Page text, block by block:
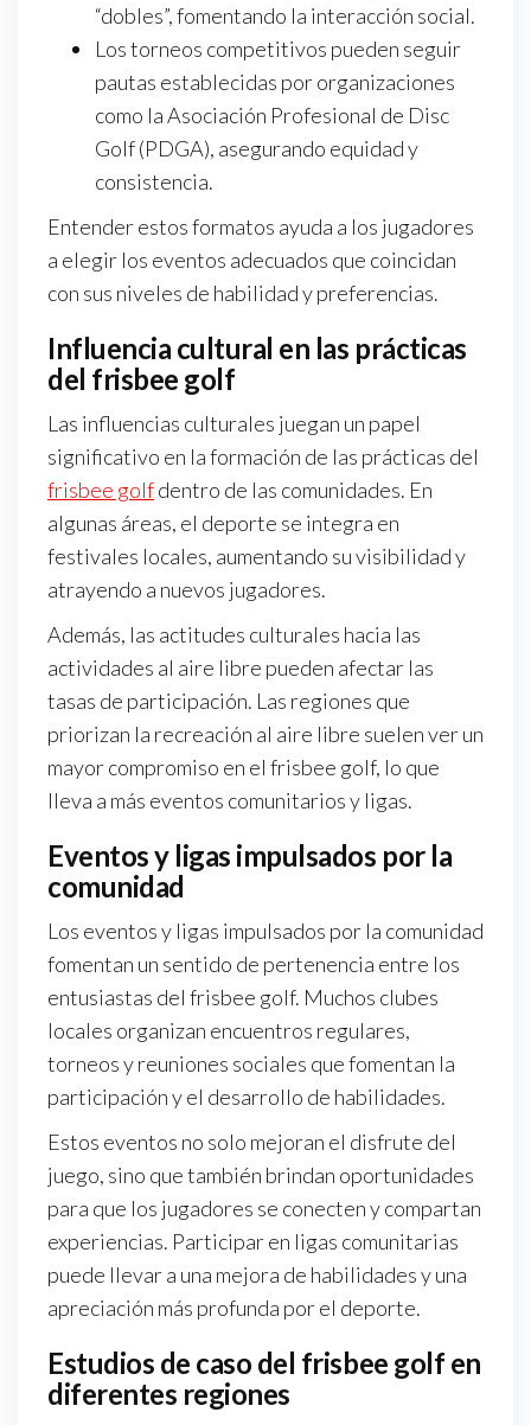
“dobles”, fomentando la interacción social.
Los torneos competitivos pueden seguir
pautas establecidas por organizaciones
como la Asociación Profesional de Disc
Golf (PDGA), asegurando equidad y
consistencia.
Entender estos formatos ayuda a los jugadores
a elegir los eventos adecuados que coincidan
con sus niveles de habilidad y preferencias.
Influencia cultural en las prácticas
del frisbee golf
Las influencias culturales juegan un papel
significativo en la formación de las prácticas del
frisbee golfdentro de las comunidades. En
algunas áreas, el deporte se integra en
festivales locales, aumentando su visibilidad y
atrayendo a nuevos jugadores.
Además, las actitudes culturales hacia las
actividades al aire libre pueden afectar las
tasas de participación. Las regiones que
priorizan la recreación al aire libre suelen ver un
mayor compromiso en el frisbee golf, lo que
lleva a más eventos comunitarios y ligas.
Eventos y ligas impulsados por la
comunidad
Los eventos y ligas impulsados por la comunidad
fomentan un sentido de pertenencia entre los
entusiastas del frisbee golf. Muchos clubes
locales organizan encuentros regulares,
torneos y reuniones sociales que fomentan la
participación y el desarrollo de habilidades.
Estos eventos no solo mejoran el disfrute del
juego, sino que también brindan oportunidades
para que los jugadores se conecten y compartan
experiencias. Participar en ligas comunitarias
puede llevar a una mejora de habilidades y una
apreciación más profunda por el deporte.
Estudios de caso del frisbee golf en
diferentes regiones